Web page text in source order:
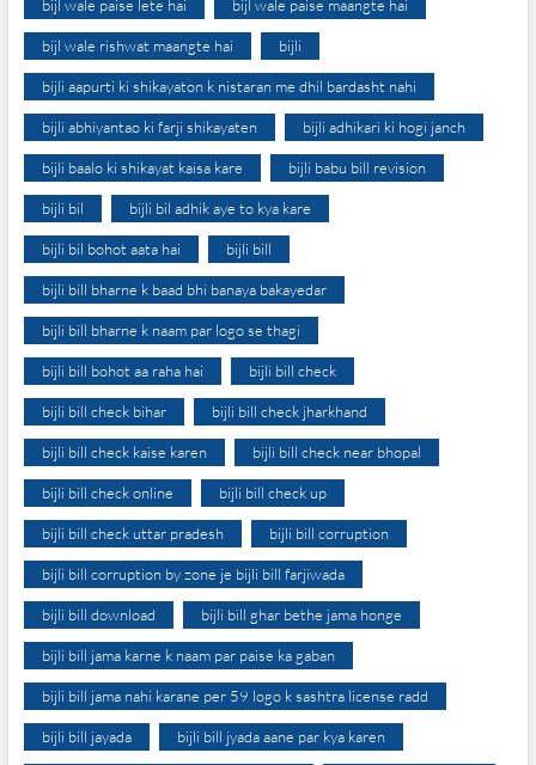
bijl wale paise lete hai bijl wale paise maangte hai
bijl wale rishwat maangte hai bijli
bijli aapurti ki shikayaton k nistaran me dhil bardasht nahi
bijli abhiyantao ki farji shikayaten bijli adhikari ki hogi janch
bijli baalo ki shikayat kaisa kare bijli babu bill revision
bijli bil bijli bil adhik aye to kya kare
bijli bil bohot aata hai bijli bill
bijli bill bharne k baad bhi banaya bakayedar
bijli bill bharne k naam par logo se thagi
bijli bill bohot aa raha hai bijli bill check
bijli bill check bihar bijli bill check jharkhand
bijli bill check kaise karen bijli bill check near bhopal
bijli bill check online bijli bill check up
bijli bill check uttar pradesh bijli bill corruption
bijli bill corruption by zone je bijli bill farjiwada
bijli bill download bijli bill ghar bethe jama honge
bijli bill jama karne k naam par paise ka gaban
bijli bill jama nahi karane per 59 logo k sashtra license radd
bijli bill jayada bijli bill jyada aane par kya karen